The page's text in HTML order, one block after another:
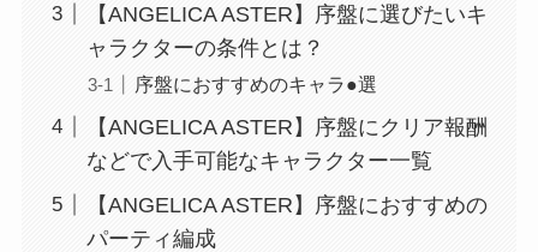
【ANGELICA ASTER】序盤に選びたいキ
ャラクターの条件とは？
序盤におすすめのキャラ●選
【ANGELICA ASTER】序盤にクリア報酬
などで入手可能なキャラクター一覧
【ANGELICA ASTER】序盤におすすめの
パーティ編成